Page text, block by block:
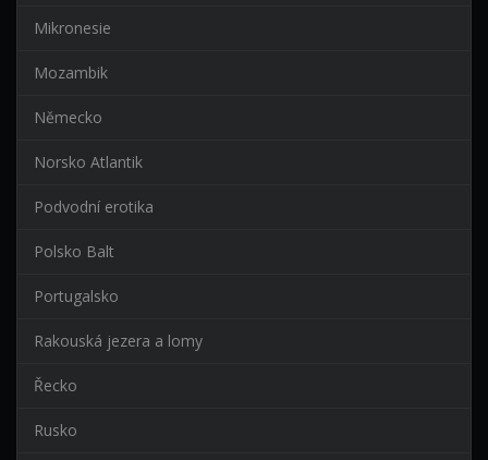
Mikronesie
Mozambik
Německo
Norsko Atlantik
Podvodní erotika
Polsko Balt
Portugalsko
Rakouská jezera a lomy
Řecko
Rusko